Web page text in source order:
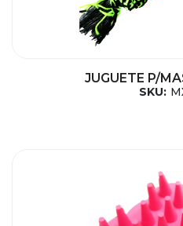
JUGUETE P/
SKU: